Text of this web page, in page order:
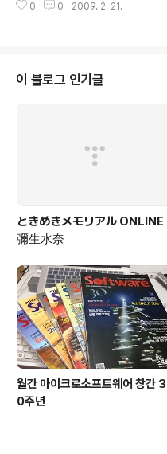
0 0 2009. 2. 21.
이 블로그 인기글
ときめきメモリアル ONLINE
彌生水奈
월간 마이크로소프트웨어 창간 3
0주년